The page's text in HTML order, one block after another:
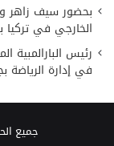
بحضور سيف زاهر
الخارجي في
رئيس البارالمبية
في إدارة الرياضة
جميع